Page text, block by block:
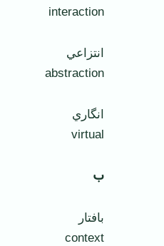
interaction
انتزاعي
abstraction
انگاري
virtual
ب
بافتار
context